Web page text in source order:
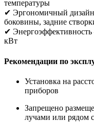
температуры
✔ Эргономичный дизайн
боковины, задние
✔ Энергоэффективность
кВт
Рекомендации по
Установка на
приборов
Запрещено
лучами или рядом